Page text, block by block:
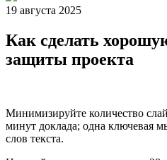
19 августа 2025
Как сделать
защиты проекта
Минимизируйте количество
минут доклада; одна ключевая
слов текста.